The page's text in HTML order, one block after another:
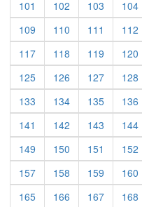
101 102 103 104
109
110 111 112
117
118 119 120
125
126 127 128
133
134 135 136
141
142 143 144
149
150 151 152
157
158 159 160
165
166 167 168